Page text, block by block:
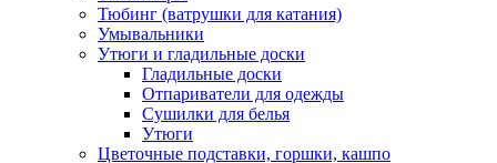
Тюбинг (ватрушки для катания)
Умывальники
Утюги и гладильные доски
Гладильные доски
Отпариватели для одежды
Сушилки для белья
Утюги
Цветочные подставки, горшки, кашпо